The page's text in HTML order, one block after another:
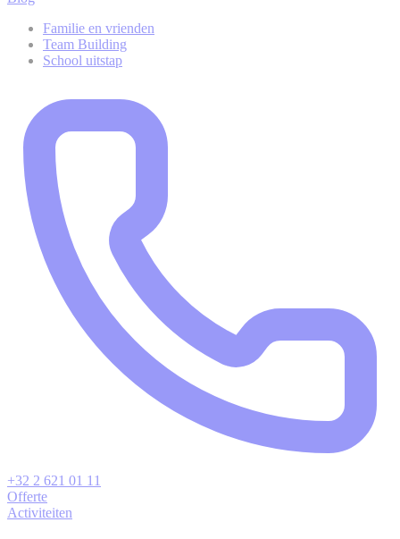
Familie en vrienden
Team Building
School uitstap
+32 2 621 01 11
Offerte
Activiteiten